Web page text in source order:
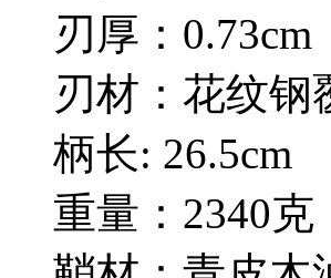
刃厚：0.73cm
刃材：花纹钢
柄长: 26.5cm
重量：2340